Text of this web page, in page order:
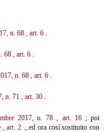
n. 68 , art. 6.
68 , art. 6.
n. 68 , art. 6.
n. 71 , art. 30.
2017, n. 78 , art. 16; poi
, art. 2 ., ed ora così sostituito con